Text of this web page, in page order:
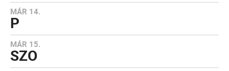
MÁR 14.
P
MÁR 15.
SZO